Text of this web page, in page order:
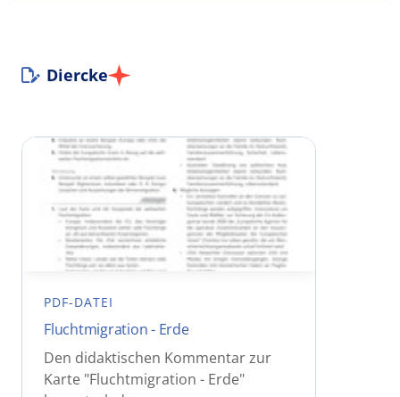
Diercke
PDF-DATEI
Fluchtmigration - Erde
Den didaktischen Kommentar zur
Karte "Fluchtmigration - Erde"